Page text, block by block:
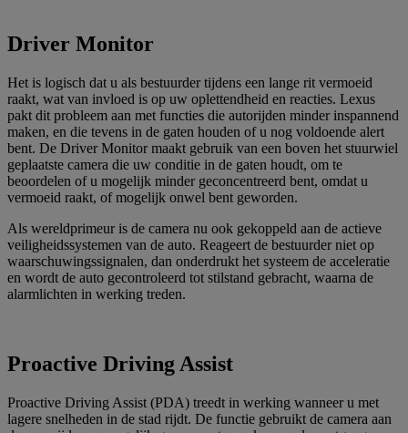
Driver Monitor
Het is logisch dat u als bestuurder tijdens een lange rit vermoeid
raakt, wat van invloed is op uw oplettendheid en reacties. Lexus
pakt dit probleem aan met functies die autorijden minder inspannend
maken, en die tevens in de gaten houden of u nog voldoende alert
bent. De Driver Monitor maakt gebruik van een boven het stuurwiel
geplaatste camera die uw conditie in de gaten houdt, om te
beoordelen of u mogelijk minder geconcentreerd bent, omdat u
vermoeid raakt, of mogelijk onwel bent geworden.
Als wereldprimeur is de camera nu ook gekoppeld aan de actieve
veiligheidssystemen van de auto. Reageert de bestuurder niet op
waarschuwingssignalen, dan onderdrukt het systeem de acceleratie
en wordt de auto gecontroleerd tot stilstand gebracht, waarna de
alarmlichten in werking treden.
Proactive Driving Assist
Proactive Driving Assist (PDA) treedt in werking wanneer u met
lagere snelheden in de stad rijdt. De functie gebruikt de camera aan